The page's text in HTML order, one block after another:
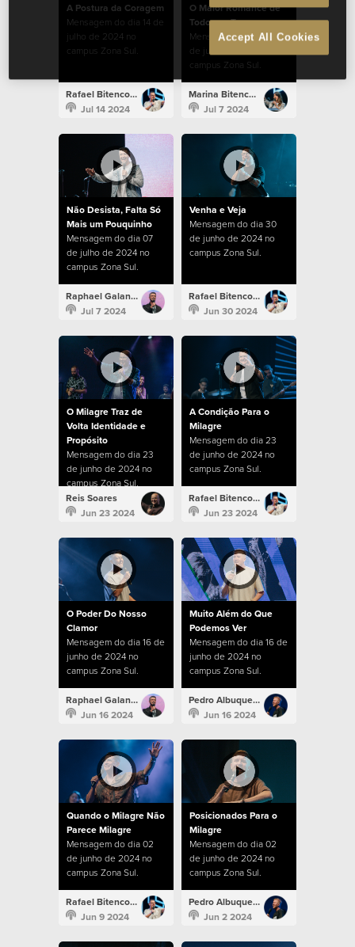
A Postura da Coragem
Mensagem do dia 14 de
julho de 2024 no
campus Zona Sul.
Rafael Bitencourt
Jul 14 2024
O Maior Romance de
Todos os Tempos
Mensagem do dia 07
de julho de 2024 no
campus Zona Sul.
Marina Bitencourt
Jul 7 2024
Não Desista, Falta Só
Mais um Pouquinho
Mensagem do dia 07
de julho de 2024 no
campus Zona Sul.
Raphael Galante
Jul 7 2024
Venha e Veja
Mensagem do dia 30
de junho de 2024 no
campus Zona Sul.
Rafael Bitencourt
Jun 30 2024
O Milagre Traz de
Volta Identidade e
Propósito
Mensagem do dia 23
de junho de 2024 no
campus Zona Sul.
Reis Soares
Jun 23 2024
A Condição Para o
Milagre
Mensagem do dia 23
de junho de 2024 no
campus Zona Sul.
Rafael Bitencourt
Jun 23 2024
O Poder Do Nosso
Clamor
Mensagem do dia 16 de
junho de 2024 no
campus Zona Sul.
Raphael Galante
Jun 16 2024
Muito Além do Que
Podemos Ver
Mensagem do dia 16 de
junho de 2024 no
campus Zona Sul.
Pedro Albuquerque
Jun 16 2024
Quando o Milagre Não
Parece Milagre
Mensagem do dia 02
de junho de 2024 no
campus Zona Sul.
Rafael Bitencourt
Jun 9 2024
Posicionados Para o
Milagre
Mensagem do dia 02
de junho de 2024 no
campus Zona Sul.
Pedro Albuquerque
Jun 2 2024
Accept All Cookies